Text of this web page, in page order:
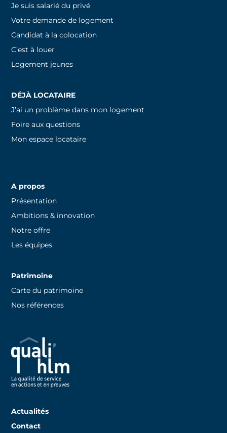
Je suis salarié du privé
Votre demande de logement
Candidat à la colocation
C’est à louer
Logement jeunes
DÉJÀ LOCATAIRE
J’ai un problème dans mon logement
Foire aux questions
Mon espace locataire
A propos
Présentation
Ambitions & innovation
Notre offre
Les équipes
Patrimoine
Carte du patrimoine
Nos références
Actualités
Contact